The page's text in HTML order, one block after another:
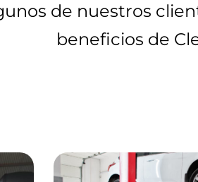
de nuestros
beneficios de